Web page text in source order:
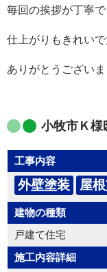
毎回の挨拶が丁寧
仕上がりもきれいで
ありがとうございま
小牧市Ｋ
工事内容
外壁塗装 屋
建物の種類
戸建て住宅
施工内容詳細